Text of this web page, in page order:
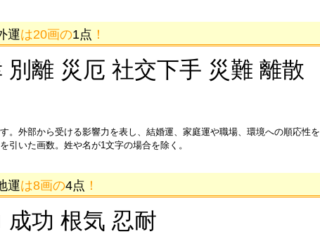
運は20画の1点 ！
別離 災厄 社交下手 災難 離散
。外部から受ける影響力を表し、結婚運、家庭運や職場、環境への順応性を
引いた画数。姓や名が1文字の場合を除く。
運は8画の4点 ！
成功 根気 忍耐